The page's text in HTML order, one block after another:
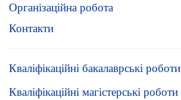
Організаційна робота
Контакти
Кваліфікаційні бакалаврські роботи
Кваліфікаційні магістерські роботи